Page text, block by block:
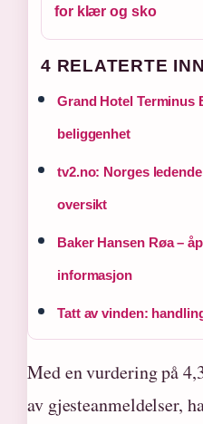
for klær og sko
4 RELATERTE
Grand Hotel Terminus
beliggenhet
tv2.no: Norges
oversikt
Baker Hansen Røa –
informasjon
Tatt av vinden:
Med en vurdering på
av gjesteanmeldelser,